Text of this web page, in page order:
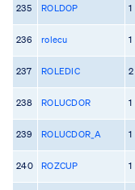
235 ROLDOP 1
236 rolecu 1
237 ROLEDIC 2
238 ROLUCDOR 1
239 ROLUCDOR_A 1
240 ROZCUP 1